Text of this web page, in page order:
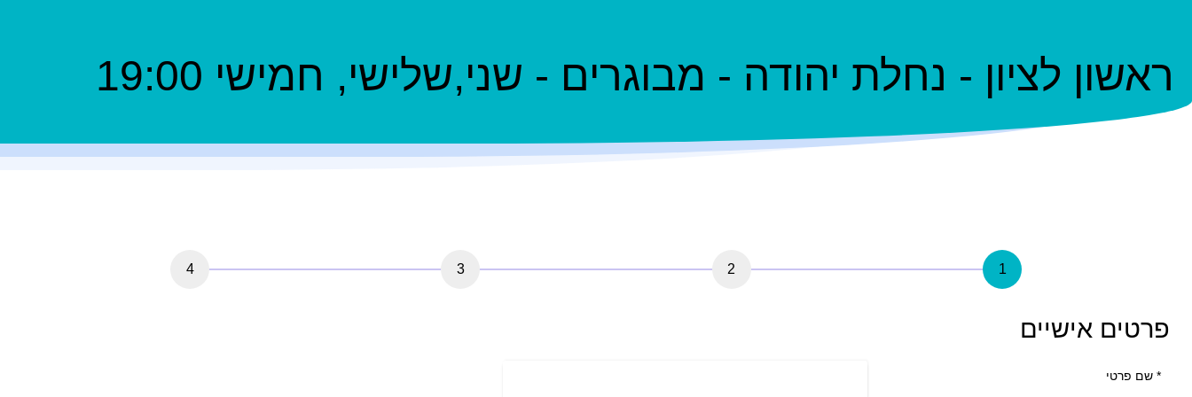
ראשון לציון - נחלת יהודה - מבוגרים - שני,שלישי, חמישי 19:00
1
2
3
4
פרטים אישיים
* שם פרטי